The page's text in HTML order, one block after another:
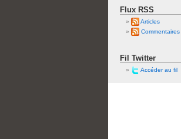
Flux RSS
Articles
Commentaires
Fil Twitter
Accéder au fil